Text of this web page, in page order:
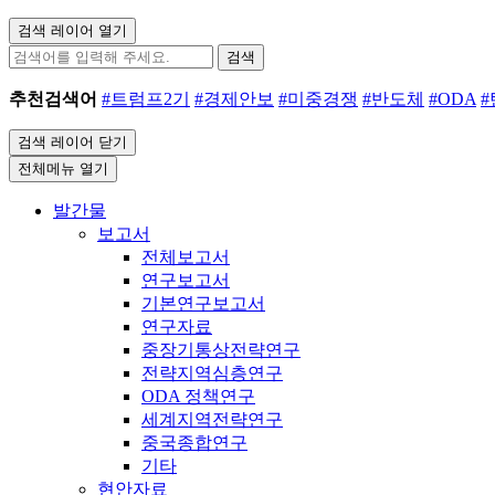
검색 레이어 열기
검색
추천검색어 #트럼프2기 #경제안보 #미중경쟁 #반도체 #ODA #
검색 레이어 닫기
전체메뉴 열기
발간물
보고서
전체보고서
연구보고서
기본연구보고서
연구자료
중장기통상전략연구
전략지역심층연구
ODA 정책연구
세계지역전략연구
중국종합연구
기타
현안자료